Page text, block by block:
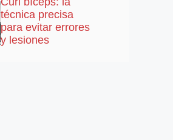
técnica precisa
para evitar errores
y lesiones